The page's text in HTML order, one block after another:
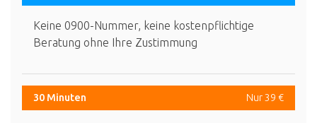
Keine 0900-Nummer, keine kostenpflichtige
Beratung ohne Ihre Zustimmung
30 Minuten Nur 39 €